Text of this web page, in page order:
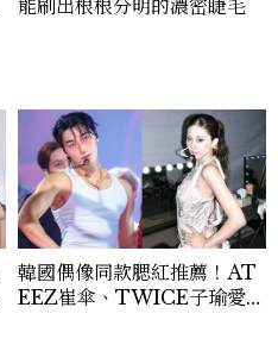
能刷出根根分明的濃密睫毛
韓國偶像同款腮紅推薦！AT
EEZ崔傘、TWICE子瑜愛用